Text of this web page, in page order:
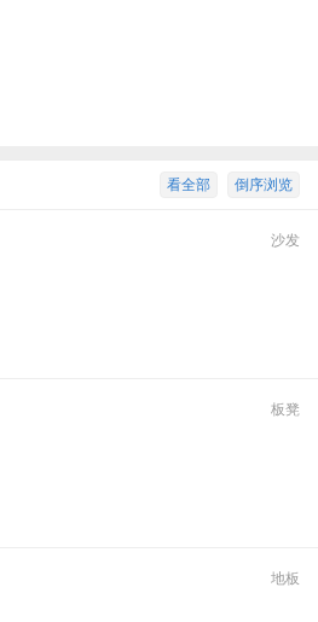
倒序浏览
看全部
沙发
板凳
地板